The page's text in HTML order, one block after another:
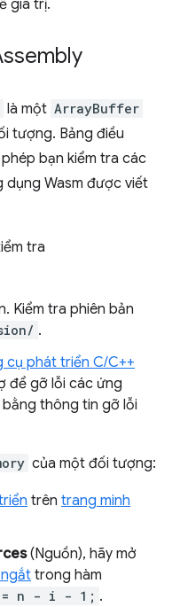
giá trị.
là một ArrayBuffer
tượng. Bảng điều
bạn kiểm tra các
Wasm được viết
tra
Kiểm tra phiên bản
.
cụ phát triển C/C++
để gỡ lỗi các ứng
thông tin gỡ lỗi
của một đối tượng:
trên trang minh
(Nguồn), hãy mở
trong hàm
n - i - 1; .